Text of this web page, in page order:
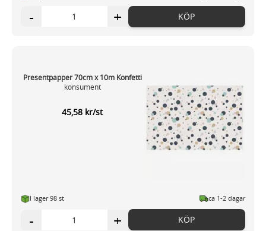
- + KÖP
Presentpapper 70cm x 10m Konfetti
konsument
45,58 kr/st
I lager 98 st ca 1-2 dagar
- + KÖP